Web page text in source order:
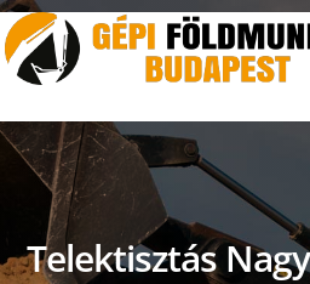
Telektisztás